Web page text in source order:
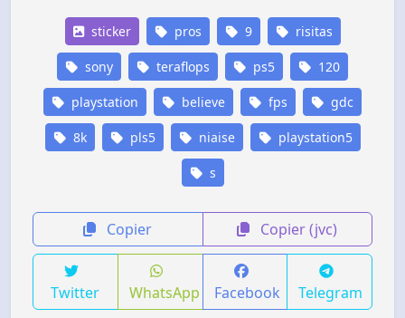
sticker pros 9 risitas
sony teraflops ps5 120
playstation believe fps gdc
8k pls5 niaise playstation5
s
Copier Copier (jvc)
Twitter WhatsApp Facebook Telegram